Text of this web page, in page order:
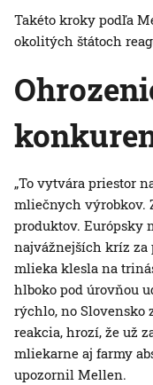
Takéto kroky podľa
okolitých štátoch
„To vytvára priestor
mliečnych výrobkov.
produktov. Európsky
najvážnejších kríz za
mlieka klesla na
hlboko pod úrovňou
rýchlo, no Slovensko
reakcia, hrozí, že už
mliekarne aj farmy
upozornil Mellen.